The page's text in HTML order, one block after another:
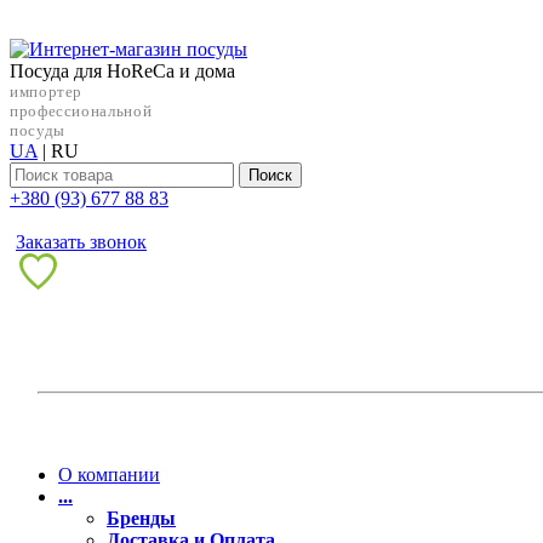
Посуда для HoReCa и дома
импортер
профессиональной
посуды
UA | RU
Поиск
+38‎0 (93) 677 88 83
Заказать звонок
О компании
...
Бренды